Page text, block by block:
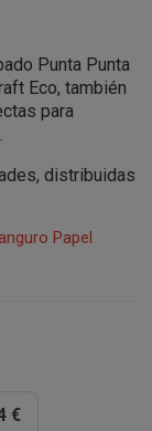
Punta Punta
Eco, también
para
distribuidas
Papel
€